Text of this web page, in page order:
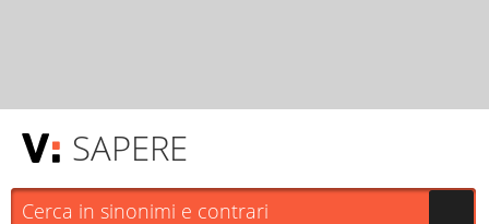
SAPERE